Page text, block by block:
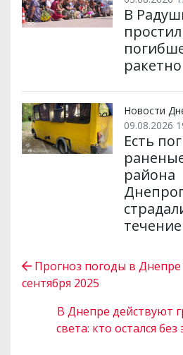
В
Новости
09.08.2026
Есть
района
Прогноз погоды в Днепре
сентября 2025
В Днепре действуют
света: кто остался